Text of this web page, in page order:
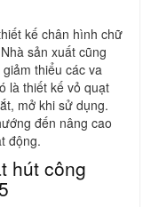
kế chân hình chữ
sản xuất cũng
thiểu các va
là thiết kế vỏ quạt
mở khi sử dụng.
đến nâng cao
động.
hút công